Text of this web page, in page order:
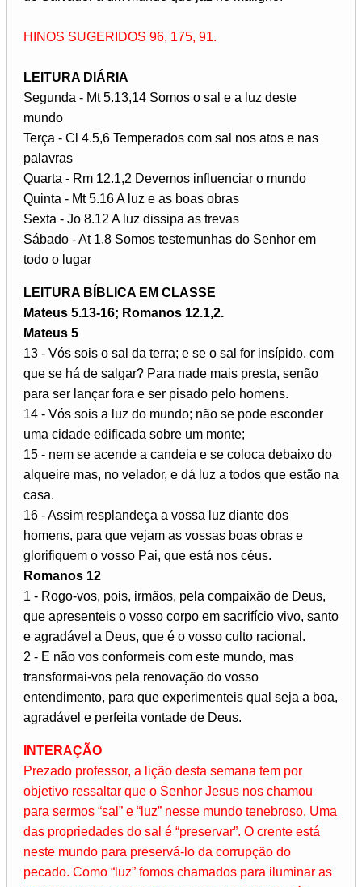
HINOS SUGERIDOS 96, 175, 91.
LEITURA DIÁRIA
Segunda - Mt 5.13,14 Somos o sal e a luz deste
mundo
Terça - Cl 4.5,6 Temperados com sal nos atos e nas
palavras
Quarta - Rm 12.1,2 Devemos influenciar o mundo
Quinta - Mt 5.16 A luz e as boas obras
Sexta - Jo 8.12 A luz dissipa as trevas
Sábado - At 1.8 Somos testemunhas do Senhor em
todo o lugar
LEITURA BÍBLICA EM CLASSE
Mateus 5.13-16; Romanos 12.1,2.
Mateus 5
13 - Vós sois o sal da terra; e se o sal for insípido, com
que se há de salgar? Para nade mais presta, senão
para ser lançar fora e ser pisado pelo homens.
14 - Vós sois a luz do mundo; não se pode esconder
uma cidade edificada sobre um monte;
15 - nem se acende a candeia e se coloca debaixo do
alqueire mas, no velador, e dá luz a todos que estão na
casa.
16 - Assim resplandeça a vossa luz diante dos
homens, para que vejam as vossas boas obras e
glorifiquem o vosso Pai, que está nos céus.
Romanos 12
1 - Rogo-vos, pois, irmãos, pela compaixão de Deus,
que apresenteis o vosso corpo em sacrifício vivo, santo
e agradável a Deus, que é o vosso culto racional.
2 - E não vos conformeis com este mundo, mas
transformai-vos pela renovação do vosso
entendimento, para que experimenteis qual seja a boa,
agradável e perfeita vontade de Deus.
INTERAÇÃO
Prezado professor, a lição desta semana tem por
objetivo ressaltar que o Senhor Jesus nos chamou
para sermos “sal” e “luz” nesse mundo tenebroso. Uma
das propriedades do sal é “preservar”. O crente está
neste mundo para preservá-lo da corrupção do
pecado. Como “luz” fomos chamados para iluminar as